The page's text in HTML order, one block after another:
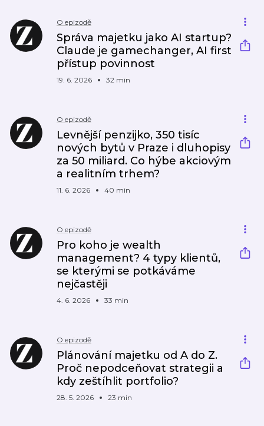
O epizodě
Správa majetku jako AI startup?
Claude je gamechanger, AI first
přístup povinnost
19. 6. 2026 32 min
O epizodě
Levnější penzijko, 350 tisíc
nových bytů v Praze i dluhopisy
za 50 miliard. Co hýbe akciovým
a realitním trhem?
11. 6. 2026 40 min
O epizodě
Pro koho je wealth
management? 4 typy klientů,
se kterými se potkáváme
nejčastěji
4. 6. 2026 33 min
O epizodě
Plánování majetku od A do Z.
Proč nepodceňovat strategii a
kdy zeštíhlit portfolio?
28. 5. 2026 23 min